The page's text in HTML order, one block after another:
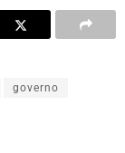
governo